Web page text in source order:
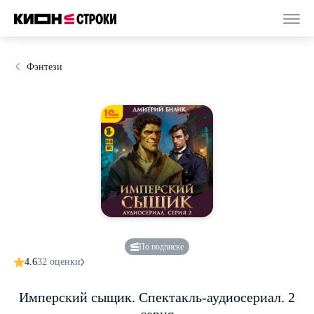
Фэнтези
По подписке
4.632 оценки
Имперский сыщик. Спектакль-аудиосериал. 2